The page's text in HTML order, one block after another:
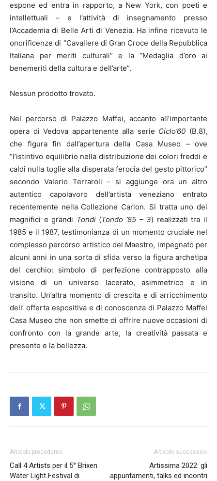
espone ed entra in rapporto, a New York, con poeti e
intellettuali – e l’attività di insegnamento presso
l’Accademia di Belle Arti di Venezia. Ha infine ricevuto le
onorificenze di “Cavaliere di Gran Croce della Repubblica
Italiana per meriti culturali” e la “Medaglia d’oro ai
benemeriti della cultura e dell’arte”.
Nessun prodotto trovato.
Nel percorso di Palazzo Maffei, accanto all’importante
opera di Vedova appartenente alla serie Ciclo’60 (B.8),
che figura fin dall’apertura della Casa Museo – ove
“l’istintivo equilibrio nella distribuzione dei colori freddi e
caldi nulla toglie alla disperata ferocia del gesto pittorico”
secondo Valerio Terraroli – si aggiunge ora un altro
autentico capolavoro dell’artista veneziano entrato
recentemente nella Collezione Carlon. Si tratta uno dei
magnifici e grandi Tondi(Tondo ’85 – 3) realizzati tra il
1985 e il 1987, testimonianza di un momento cruciale nel
complesso percorso artistico del Maestro, impegnato per
alcuni anni in una sorta di sfida verso la figura archetipa
del cerchio: simbolo di perfezione contrapposto alla
visione di un universo lacerato, asimmetrico e in
transito. Un’altra momento di crescita e di arricchimento
dell’ offerta espositiva e di conoscenza di Palazzo Maffei
Casa Museo che non smette di offrire nuove occasioni di
confronto con la grande arte, la creatività passata e
presente e la bellezza.
Articolo precedente
Call 4 Artists per il 5° Brixen
Water Light Festival di
Articolo successivo
Artissima 2022: gli
appuntamenti, talks ed incontri